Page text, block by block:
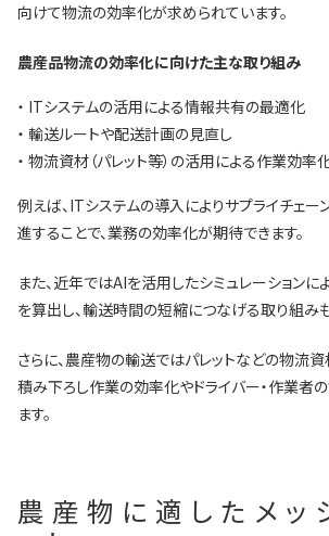
向けて物流の効率化が求められています。
農産品物流の効率化に向けた主な取り組み
・ ITシステムの活用による情報共有の最適化
・ 輸送ルートや配送計画の見直し
・ 物流資材（パレット等）の活用による作業効率
例えば、ITシステムの導入によりサプライチェ
進することで、業務の効率化が期待できます。
また、近年ではAIを活用したシミュレーションに
を算出し、輸送時間の短縮につなげる取り組み
さらに、農産物の輸送ではパレットなどの物流資
積み下ろし作業の効率化やドライバー・作業者
ます。
農産物に適したメッ